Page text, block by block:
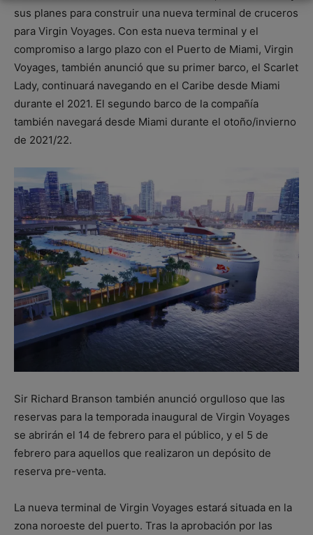
sus planes para construir una nueva terminal de cruceros
para Virgin Voyages. Con esta nueva terminal y el
compromiso a largo plazo con el Puerto de Miami, Virgin
Voyages, también anunció que su primer barco, el Scarlet
Lady, continuará navegando en el Caribe desde Miami
durante el 2021. El segundo barco de la compañía
también navegará desde Miami durante el otoño/invierno
de 2021/22.
Sir Richard Branson también anunció orgulloso que las
reservas para la temporada inaugural de Virgin Voyages
se abrirán el 14 de febrero para el público, y el 5 de
febrero para aquellos que realizaron un depósito de
reserva pre-venta.
La nueva terminal de Virgin Voyages estará situada en la
zona noroeste del puerto. Tras la aprobación por las